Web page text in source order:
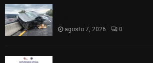
agosto 7, 2026 0